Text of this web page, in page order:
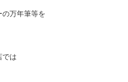
万年筆等を
では